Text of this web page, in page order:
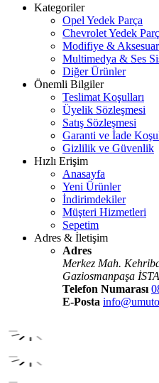
Kategoriler
Opel Yedek Parça
Chevrolet Yedek
Modifiye &
Multimedya & Ses
Diğer Ürünler
Önemli Bilgiler
Teslimat Koşulları
Üyelik Sözleşmesi
Satış Sözleşmesi
Garanti ve İade
Gizlilik ve Güvenlik
Hızlı Erişim
Anasayfa
Yeni Ürünler
İndirimdekiler
Müşteri Hizmetleri
Sepetim
Adres & İletişim
Adres
Merkez Mah.
Gaziosmanpaşa
Telefon Numarası
E-Posta